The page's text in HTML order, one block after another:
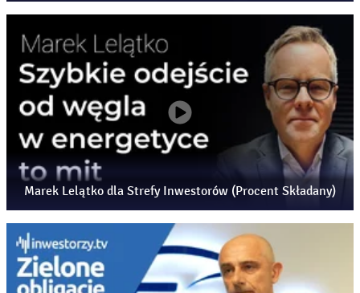
Marek Lelątko dla Strefy Inwestorów (Procent Składany)